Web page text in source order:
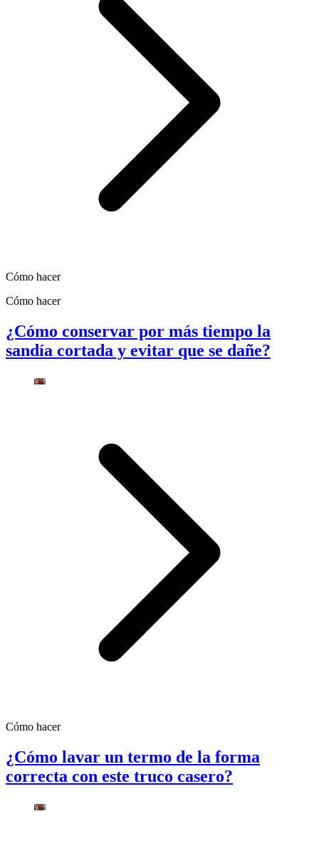
Cómo hacer
Cómo hacer
¿Cómo conservar por más tiempo la
sandía cortada y evitar que se dañe?
Cómo hacer
¿Cómo lavar un termo de la forma
correcta con este truco casero?